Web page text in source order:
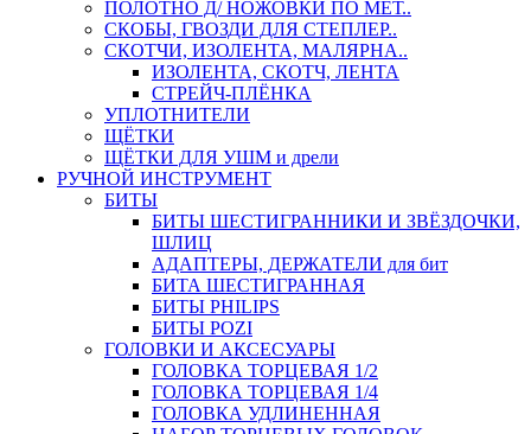
ПОЛОТНО Д/ НОЖОВКИ ПО МЕТ..
СКОБЫ, ГВОЗДИ ДЛЯ СТЕПЛЕР..
СКОТЧИ, ИЗОЛЕНТА, МАЛЯРНА..
ИЗОЛЕНТА, СКОТЧ, ЛЕНТА
СТРЕЙЧ-ПЛЁНКА
УПЛОТНИТЕЛИ
ЩЁТКИ
ЩЁТКИ ДЛЯ УШМ и дрели
РУЧНОЙ ИНСТРУМЕНТ
БИТЫ
БИТЫ ШЕСТИГРАННИКИ И ЗВЁЗДОЧКИ,
ШЛИЦ
АДАПТЕРЫ, ДЕРЖАТЕЛИ для бит
БИТА ШЕСТИГРАННАЯ
БИТЫ PHILIPS
БИТЫ POZI
ГОЛОВКИ И АКСЕСУАРЫ
ГОЛОВКА ТОРЦЕВАЯ 1/2
ГОЛОВКА ТОРЦЕВАЯ 1/4
ГОЛОВКА УДЛИНЕННАЯ